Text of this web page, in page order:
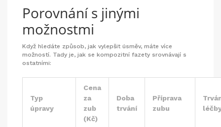
Porovnání s jinými
možnostmi
Když hledáte způsob, jak vylepšit úsměv, máte více
možností. Tady je, jak se kompozitní fazety srovnávají s
ostatními:
Typ
úpravy
Cena
za
zub
(Kč)
Doba
trvání
Příprava
zubu